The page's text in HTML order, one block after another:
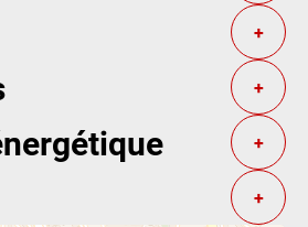
+
+
+
+